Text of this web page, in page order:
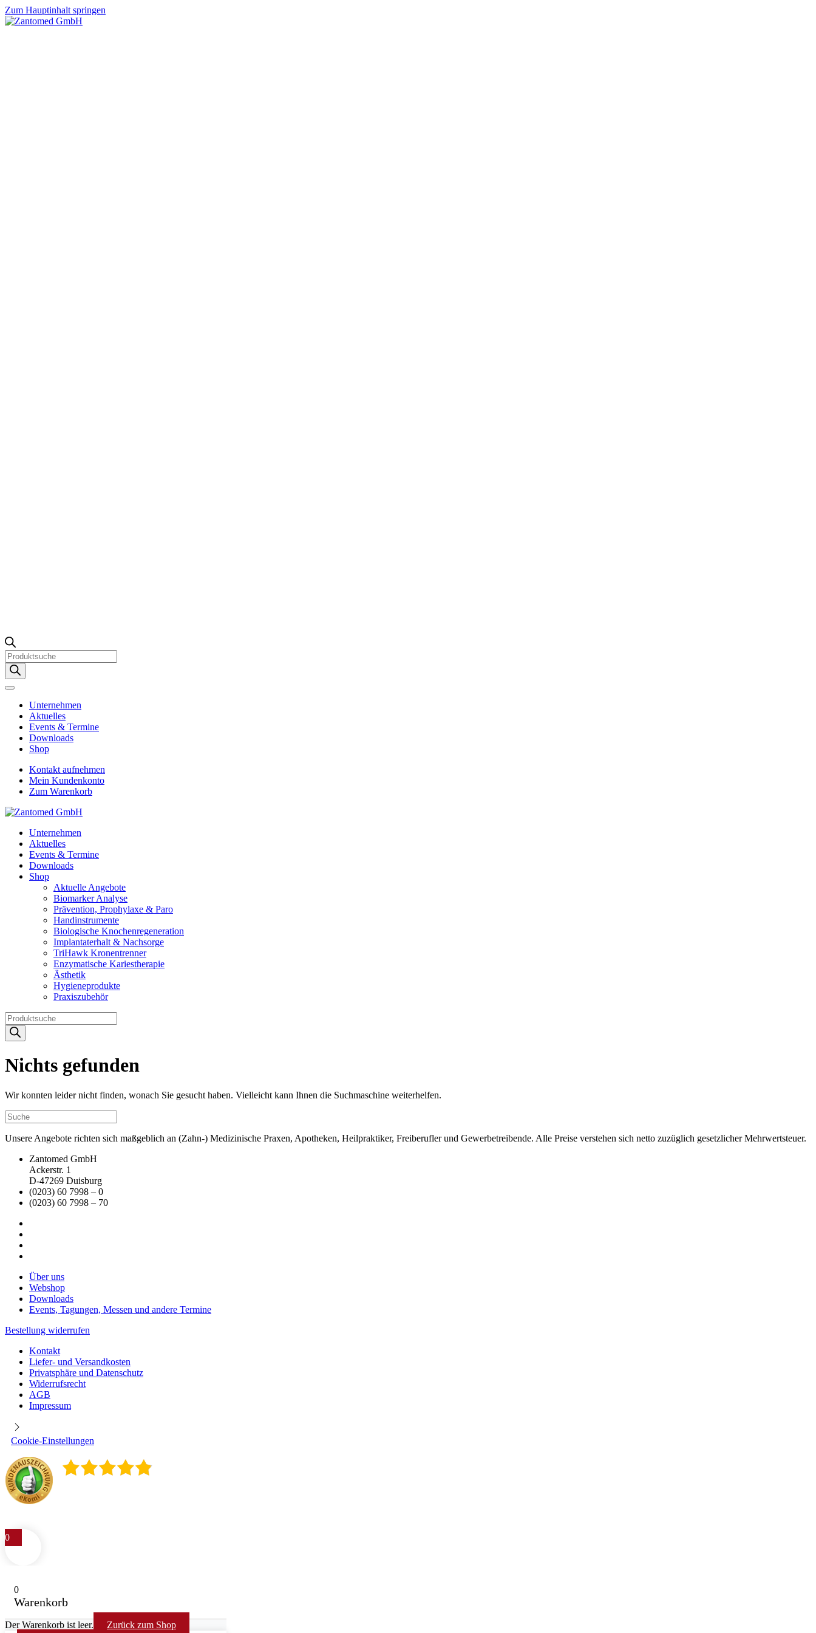
Zum Hauptinhalt springen
Products
search
Unternehmen
Aktuelles
Events & Termine
Downloads
Shop
Kontakt aufnehmen
Mein Kundenkonto
Zum Warenkorb
Unternehmen
Aktuelles
Events & Termine
Downloads
Shop
Aktuelle Angebote
Biomarker Analyse
Prävention, Prophylaxe & Paro
Handinstrumente
Biologische Knochenregeneration
Implantaterhalt & Nachsorge
TriHawk Kronentrenner
Enzymatische Kariestherapie
Ästhetik
Hygieneprodukte
Praxiszubehör
Products
search
Nichts gefunden
Wir konnten leider nicht finden, wonach Sie gesucht haben. Vielleicht kann Ihnen die Suchmaschine weiterhelfen.
Unsere Angebote richten sich maßgeblich an (Zahn-) Medizinische Praxen, Apotheken, Heilpraktiker, Freiberufler und Gewerbetreibende. Alle Preise verstehen sich netto zuzüglich gesetzlicher Mehrwertsteuer.
Zantomed GmbH
Ackerstr. 1
D-47269 Duisburg
(0203) 60 7998 – 0
(0203) 60 7998 – 70
Über uns
Webshop
Downloads
Events, Tagungen, Messen und andere Termine
Bestellung widerrufen
Kontakt
Liefer- und Versandkosten
Privatsphäre und Datenschutz
Widerrufsrecht
AGB
Impressum
Cookie-Einstellungen
0
0
Warenkorb
Der Warenkorb ist leer. Zurück zum Shop